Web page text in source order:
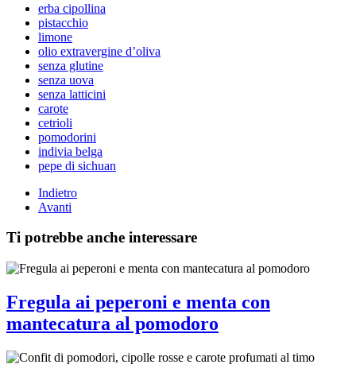
erba cipollina
pistacchio
limone
olio extravergine d’oliva
senza glutine
senza uova
senza latticini
carote
cetrioli
pomodorini
indivia belga
pepe di sichuan
Indietro
Avanti
Ti potrebbe anche interessare
Fregula ai peperoni e menta con
mantecatura al pomodoro